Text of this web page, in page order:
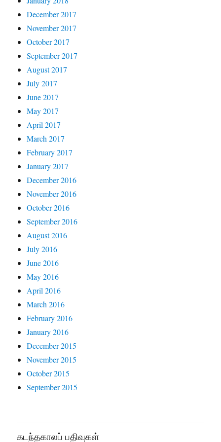
December 2017
November 2017
October 2017
September 2017
August 2017
July 2017
June 2017
May 2017
April 2017
March 2017
February 2017
January 2017
December 2016
November 2016
October 2016
September 2016
August 2016
July 2016
June 2016
May 2016
April 2016
March 2016
February 2016
January 2016
December 2015
November 2015
October 2015
September 2015
கடந்தகாலப் பதிவுகள்